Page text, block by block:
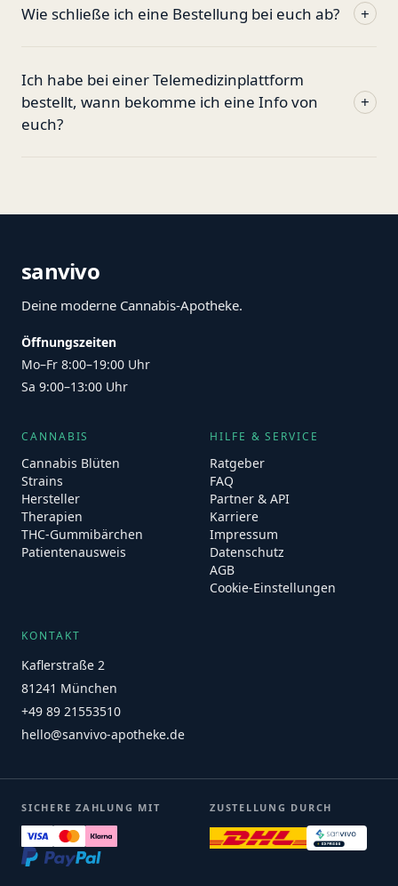
Wie schließe ich eine Bestellung bei euch ab? +
Ich habe bei einer Telemedizinplattform
bestellt, wann bekomme ich eine Info von
euch?
+
sanvivo
Deine moderne Cannabis-Apotheke.
Öffnungszeiten
Mo–Fr 8:00–19:00 Uhr
Sa 9:00–13:00 Uhr
CANNABIS
Cannabis Blüten
Strains
Hersteller
Therapien
THC-Gummibärchen
Patientenausweis
HILFE & SERVICE
Ratgeber
FAQ
Partner & API
Karriere
Impressum
Datenschutz
AGB
Cookie-Einstellungen
KONTAKT
Kaflerstraße 2
81241 München
+49 89 21553510
hello@sanvivo-apotheke.de
SICHERE ZAHLUNG MIT ZUSTELLUNG DURCH